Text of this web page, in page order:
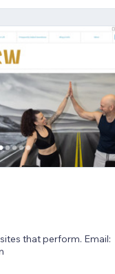
that perform. Email: